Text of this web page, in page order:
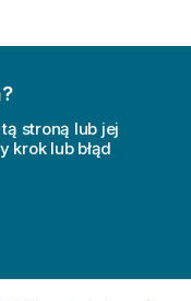
stroną lub jej
krok lub błąd